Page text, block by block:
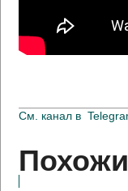
См. канал в